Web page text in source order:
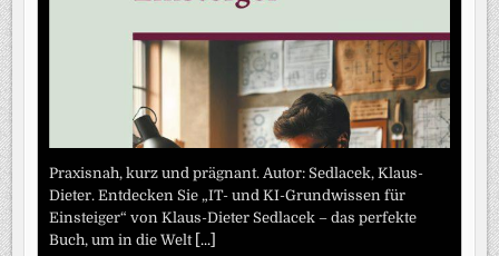
Praxisnah, kurz und prägnant. Autor: Sedlacek, Klaus-
Dieter. Entdecken Sie „IT- und KI-Grundwissen für
Einsteiger“ von Klaus-Dieter Sedlacek – das perfekte
Buch, um in die Welt [...]